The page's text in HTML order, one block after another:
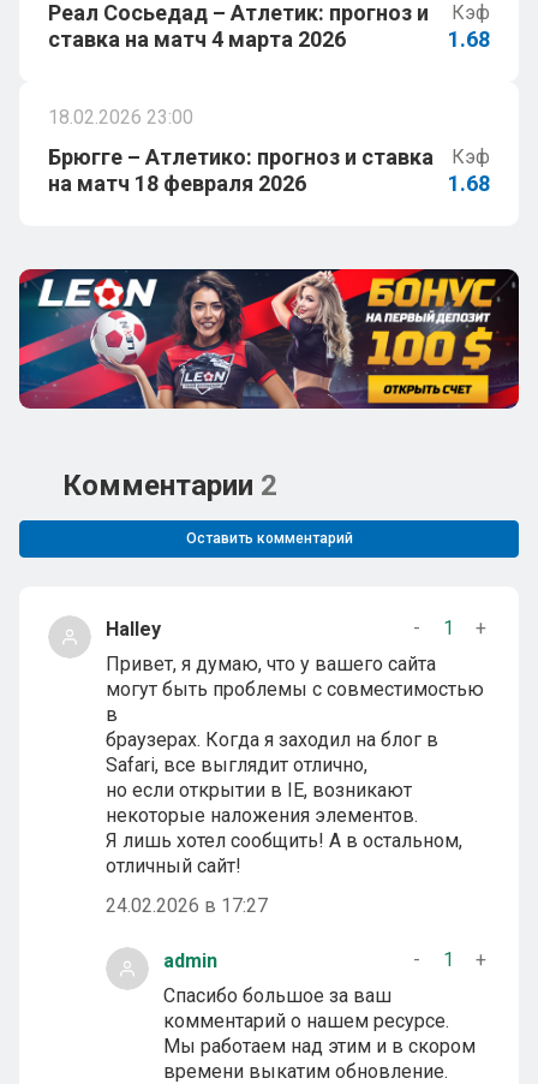
Реал Сосьедад – Атлетик: прогноз и
ставка на матч 4 марта 2026
Кэф
1.68
18.02.2026 23:00
Брюгге – Атлетико: прогноз и ставка
на матч 18 февраля 2026
Кэф
1.68
Комментарии 2
Оставить комментарий
Halley - 1
+
Привет, я думаю, что у вашего сайта
могут быть проблемы с совместимостью
в
браузерах. Когда я заходил на блог в
Safari, все выглядит отлично,
но если открытии в IE, возникают
некоторые наложения элементов.
Я лишь хотел сообщить! А в остальном,
отличный сайт!
24.02.2026 в 17:27
admin - 1
+
Спасибо большое за ваш
комментарий о нашем ресурсе.
Мы работаем над этим и в скором
времени выкатим обновление.